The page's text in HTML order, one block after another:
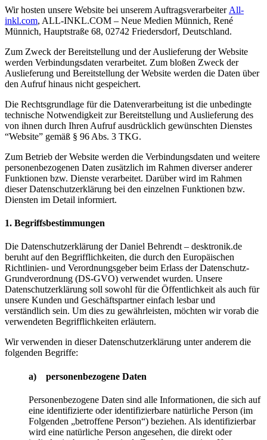
Wir hosten unsere Website bei unserem Auftragsverarbeiter All-
inkl.com, ALL-INKL.COM – Neue Medien Münnich, René
Münnich, Hauptstraße 68, 02742 Friedersdorf, Deutschland.
Zum Zweck der Bereitstellung und der Auslieferung der Website
werden Verbindungsdaten verarbeitet. Zum bloßen Zweck der
Auslieferung und Bereitstellung der Website werden die Daten über
den Aufruf hinaus nicht gespeichert.
Die Rechtsgrundlage für die Datenverarbeitung ist die unbedingte
technische Notwendigkeit zur Bereitstellung und Auslieferung des
von ihnen durch Ihren Aufruf ausdrücklich gewünschten Dienstes
“Website” gemäß § 96 Abs. 3 TKG.
Zum Betrieb der Website werden die Verbindungsdaten und weitere
personenbezogenen Daten zusätzlich im Rahmen diverser anderer
Funktionen bzw. Dienste verarbeitet. Darüber wird im Rahmen
dieser Datenschutzerklärung bei den einzelnen Funktionen bzw.
Diensten im Detail informiert.
1. Begriffsbestimmungen
Die Datenschutzerklärung der Daniel Behrendt – desktronik.de
beruht auf den Begrifflichkeiten, die durch den Europäischen
Richtlinien- und Verordnungsgeber beim Erlass der Datenschutz-
Grundverordnung (DS-GVO) verwendet wurden. Unsere
Datenschutzerklärung soll sowohl für die Öffentlichkeit als auch für
unsere Kunden und Geschäftspartner einfach lesbar und
verständlich sein. Um dies zu gewährleisten, möchten wir vorab die
verwendeten Begrifflichkeiten erläutern.
Wir verwenden in dieser Datenschutzerklärung unter anderem die
folgenden Begriffe:
a) personenbezogene Daten
Personenbezogene Daten sind alle Informationen, die sich auf
eine identifizierte oder identifizierbare natürliche Person (im
Folgenden „betroffene Person“) beziehen. Als identifizierbar
wird eine natürliche Person angesehen, die direkt oder